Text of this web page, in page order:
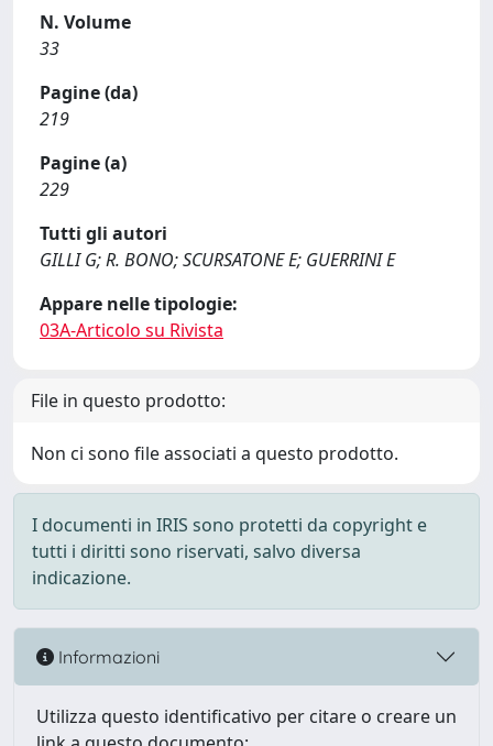
N. Volume
33
Pagine (da)
219
Pagine (a)
229
Tutti gli autori
GILLI G; R. BONO; SCURSATONE E; GUERRINI E
Appare nelle tipologie:
03A-Articolo su Rivista
File in questo prodotto:
Non ci sono file associati a questo prodotto.
I documenti in IRIS sono protetti da copyright e
tutti i diritti sono riservati, salvo diversa
indicazione.
Informazioni
Utilizza questo identificativo per citare o creare un